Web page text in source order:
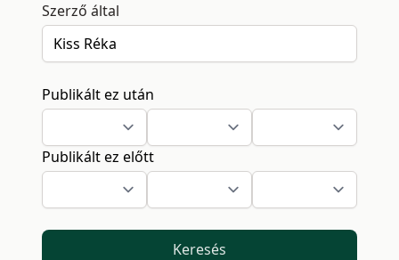
Szerző által
Publikált ez után
Publikált ez előtt
Keresés